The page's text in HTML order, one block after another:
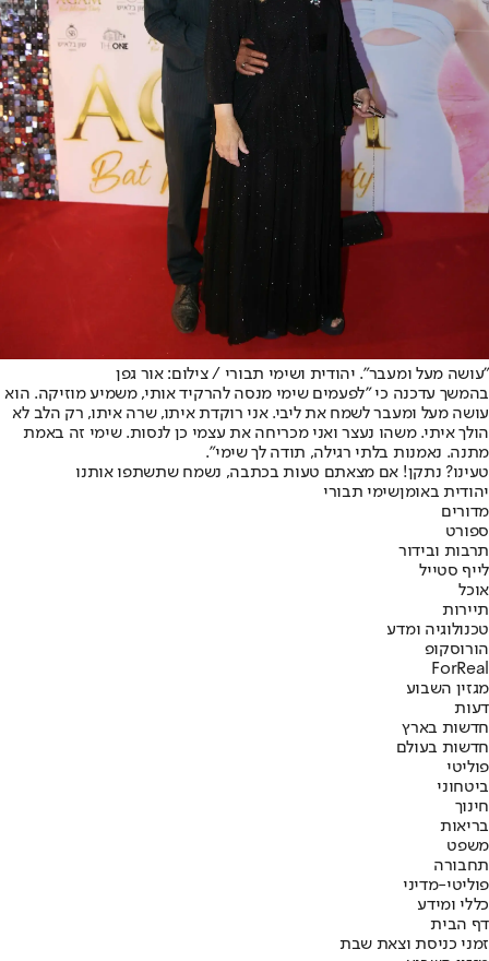
"עושה מעל ומעבר". יהודית ושימי תבורי / צילום: אור גפן
בהמשך עדכנה כי "לפעמים שימי מנסה להרקיד אותי, משמיע מוזיקה. הוא
עושה מעל ומעבר לשמח את ליבי. אני רוקדת איתו, שרה איתו, רק הלב לא
הולך איתי. משהו נעצר ואני מכריחה את עצמי כן לנסות. שימי זה באמת
מתנה. נאמנות בלתי רגילה, תודה לך שימי".
טעינו? נתקן! אם מצאתם טעות בכתבה, נשמח שתשתפו אותנו
יהודית באומןשימי תבורי
מדורים
ספורט
תרבות ובידור
לייף סטייל
אוכל
תיירות
טכנולוגיה ומדע
הורוסקופ
ForReal
מגזין השבוע
דעות
חדשות בארץ
חדשות בעולם
פוליטי
ביטחוני
חינוך
בריאות
משפט
תחבורה
פוליטי-מדיני
כללי ומידע
דף הבית
זמני כניסת וצאת שבת